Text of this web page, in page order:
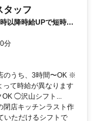
タッフ
分
のうち、3時間〜OK ※
て時給が異なります
OK ◯沢山シフト...
閉店キッチンラスト作
いただけるシフトで